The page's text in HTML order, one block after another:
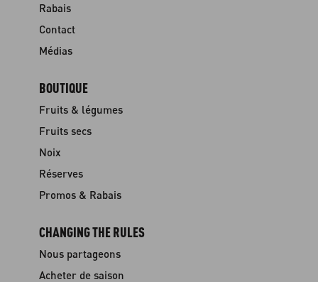
Rabais
Contact
Médias
BOUTIQUE
Fruits & légumes
Fruits secs
Noix
Réserves
Promos & Rabais
CHANGING THE RULES
Nous partageons
Acheter de saison